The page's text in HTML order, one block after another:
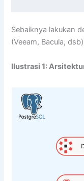
Sebaiknya lakukan
(Veeam, Bacula,
Ilustrasi 1: